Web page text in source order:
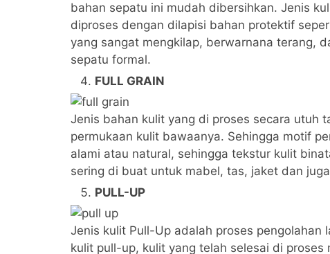
bahan sepatu ini mudah dibersihkan. Jenis
diproses dengan dilapisi bahan protektif
yang sangat mengkilap, berwarnana terang,
sepatu formal.
FULL GRAIN
Jenis bahan kulit yang di proses secara utuh
permukaan kulit bawaanya. Sehingga motif
alami atau natural, sehingga tekstur kulit
sering di buat untuk mabel, tas, jaket dan
PULL-UP
Jenis kulit Pull-Up adalah proses pengolahan
kulit pull-up, kulit yang telah selesai di